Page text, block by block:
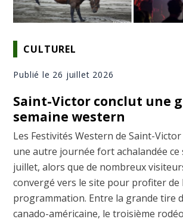
CULTUREL
Publié le 26 juillet 2026
Saint-Victor conclut une
semaine western
Les Festivités Western de Saint-
une autre journée fort achalandée ce
juillet, alors que de nombreux
convergé vers le site pour profiter de
programmation. Entre la grande tire
canado-américaine, le troisième